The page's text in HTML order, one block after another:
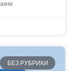
БЕЗ РУБРИКИ